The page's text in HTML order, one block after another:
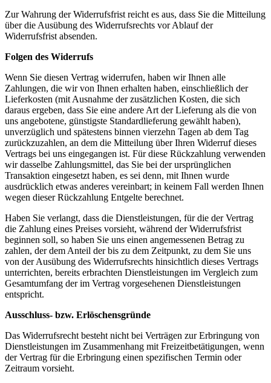
Zur Wahrung der Widerrufsfrist reicht es aus, dass Sie die Mitteilung
über die Ausübung des Widerrufsrechts vor Ablauf der
Widerrufsfrist absenden.
Folgen des Widerrufs
Wenn Sie diesen Vertrag widerrufen, haben wir Ihnen alle
Zahlungen, die wir von Ihnen erhalten haben, einschließlich der
Lieferkosten (mit Ausnahme der zusätzlichen Kosten, die sich
daraus ergeben, dass Sie eine andere Art der Lieferung als die von
uns angebotene, günstigste Standardlieferung gewählt haben),
unverzüglich und spätestens binnen vierzehn Tagen ab dem Tag
zurückzuzahlen, an dem die Mitteilung über Ihren Widerruf dieses
Vertrags bei uns eingegangen ist. Für diese Rückzahlung verwenden
wir dasselbe Zahlungsmittel, das Sie bei der ursprünglichen
Transaktion eingesetzt haben, es sei denn, mit Ihnen wurde
ausdrücklich etwas anderes vereinbart; in keinem Fall werden Ihnen
wegen dieser Rückzahlung Entgelte berechnet.
Haben Sie verlangt, dass die Dienstleistungen, für die der Vertrag
die Zahlung eines Preises vorsieht, während der Widerrufsfrist
beginnen soll, so haben Sie uns einen angemessenen Betrag zu
zahlen, der dem Anteil der bis zu dem Zeitpunkt, zu dem Sie uns
von der Ausübung des Widerrufsrechts hinsichtlich dieses Vertrags
unterrichten, bereits erbrachten Dienstleistungen im Vergleich zum
Gesamtumfang der im Vertrag vorgesehenen Dienstleistungen
entspricht.
Ausschluss- bzw. Erlöschensgründe
Das Widerrufsrecht besteht nicht bei Verträgen zur Erbringung von
Dienstleistungen im Zusammenhang mit Freizeitbetätigungen, wenn
der Vertrag für die Erbringung einen spezifischen Termin oder
Zeitraum vorsieht.